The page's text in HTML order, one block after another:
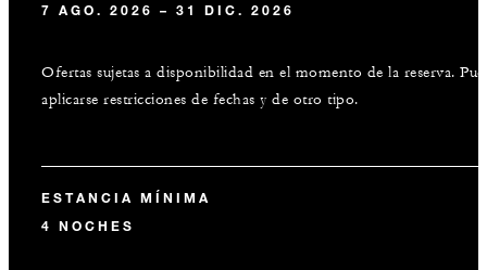
7 AGO. 2026 – 31 DIC. 2026
Ofertas sujetas a disponibilidad en el momento de la reserva.
aplicarse restricciones de fechas y de otro tipo.
ESTANCIA MÍNIMA
4 NOCHES